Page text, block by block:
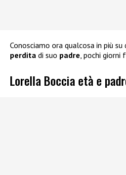
Conosciamo ora qualcosa in più
perdita di suo padre, pochi giorni
Lorella Boccia età e